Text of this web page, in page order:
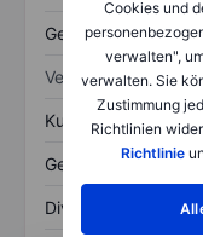
Cookies und
verwalten",
verwalten. Sie
Zustimmung
Richtlinien
Richtlinie
Gesamtschulden
Verhältnisse
Kurs/Umsatz
Gewinn je Aktie
Dividende je Aktie